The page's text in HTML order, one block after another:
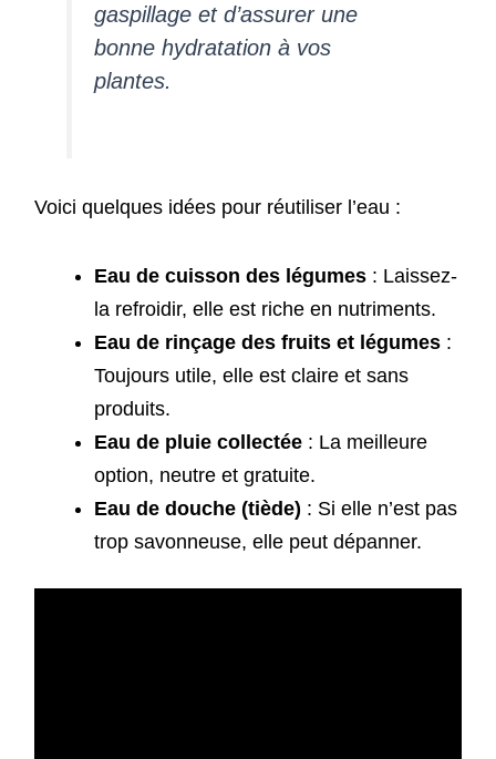
gaspillage et d’assurer une
bonne hydratation à vos
plantes.
Voici quelques idées pour réutiliser l’eau :
Eau de cuisson des légumes: Laissez-
la refroidir, elle est riche en nutriments.
Eau de rinçage des fruits et légumes:
Toujours utile, elle est claire et sans
produits.
Eau de pluie collectée: La meilleure
option, neutre et gratuite.
Eau de douche (tiède) : Si elle n’est pas
trop savonneuse, elle peut dépanner.